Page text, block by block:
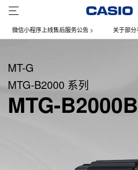
序上线售后服务公告 > 关于部分手表产品
MT-G
MTG-B2000 系列
MTG-